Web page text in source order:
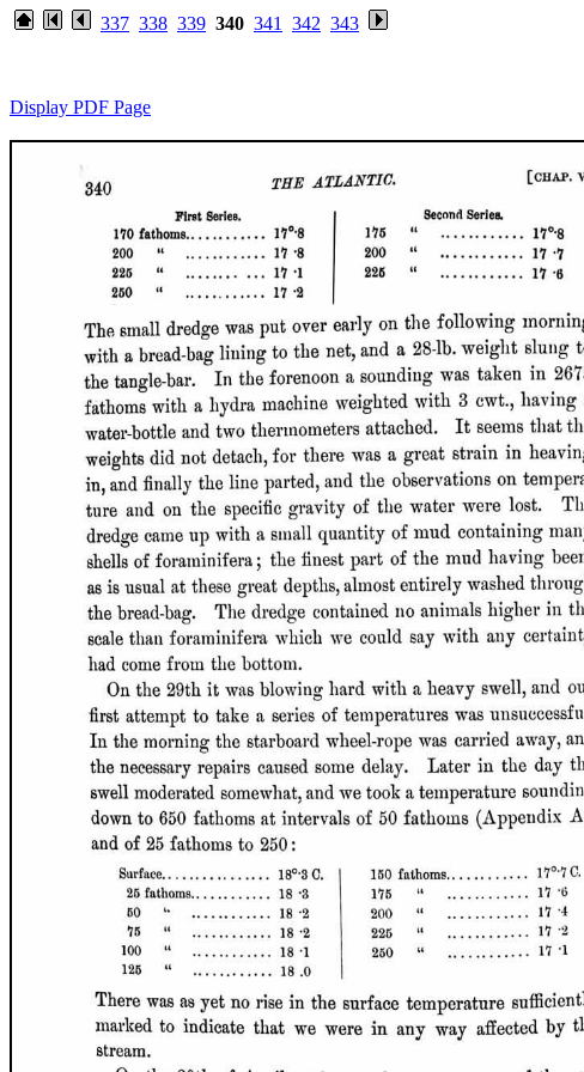
337 338 339 340 341 342 343
Display PDF Page